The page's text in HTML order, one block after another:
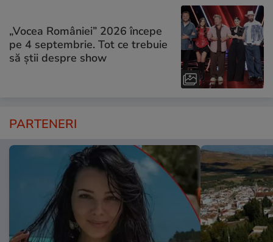
„Vocea României” 2026 începe
pe 4 septembrie. Tot ce trebuie
să știi despre show
PARTENERI